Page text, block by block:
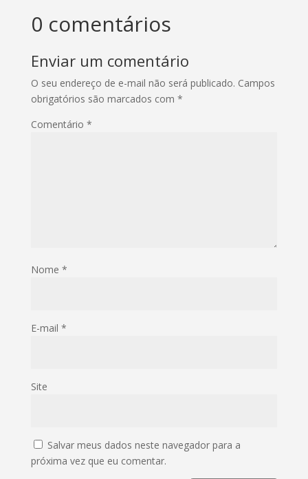
0 comentários
Enviar um comentário
O seu endereço de e-mail não será publicado. Campos
obrigatórios são marcados com *
Comentário *
Nome *
E-mail *
Site
Salvar meus dados neste navegador para a
próxima vez que eu comentar.